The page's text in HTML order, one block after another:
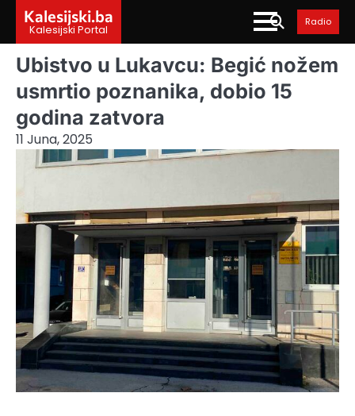
content
Kalesijski.ba
Kalesijski Portal
Radio
Ubistvo u Lukavcu: Begić nožem
usmrtio poznanika, dobio 15
godina zatvora
11 Juna, 2025